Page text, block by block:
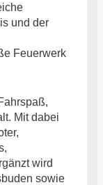
und der
Feuerwerk
Mit dabei
wird
sowie